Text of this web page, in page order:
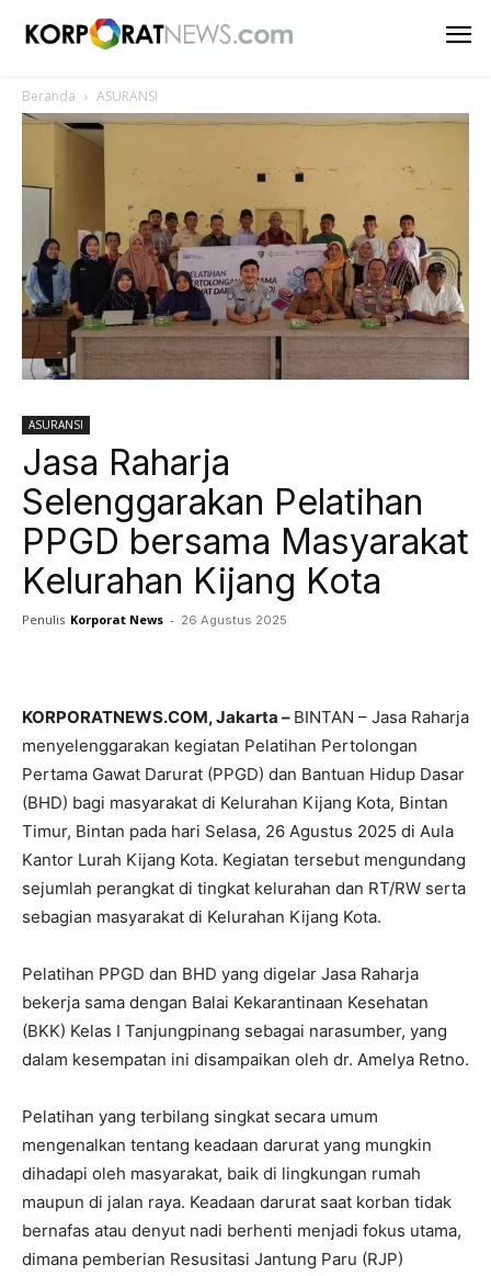
Beranda ASURANSI
ASURANSI
Jasa Raharja
Selenggarakan Pelatihan
PPGD bersama Masyarakat
Kelurahan Kijang Kota
Penulis Korporat News - 26 Agustus 2025
KORPORATNEWS.COM, Jakarta – BINTAN – Jasa Raharja
menyelenggarakan kegiatan Pelatihan Pertolongan
Pertama Gawat Darurat (PPGD) dan Bantuan Hidup Dasar
(BHD) bagi masyarakat di Kelurahan Kijang Kota, Bintan
Timur, Bintan pada hari Selasa, 26 Agustus 2025 di Aula
Kantor Lurah Kijang Kota. Kegiatan tersebut mengundang
sejumlah perangkat di tingkat kelurahan dan RT/RW serta
sebagian masyarakat di Kelurahan Kijang Kota.
Pelatihan PPGD dan BHD yang digelar Jasa Raharja
bekerja sama dengan Balai Kekarantinaan Kesehatan
(BKK) Kelas I Tanjungpinang sebagai narasumber, yang
dalam kesempatan ini disampaikan oleh dr. Amelya Retno.
Pelatihan yang terbilang singkat secara umum
mengenalkan tentang keadaan darurat yang mungkin
dihadapi oleh masyarakat, baik di lingkungan rumah
maupun di jalan raya. Keadaan darurat saat korban tidak
bernafas atau denyut nadi berhenti menjadi fokus utama,
dimana pemberian Resusitasi Jantung Paru (RJP)